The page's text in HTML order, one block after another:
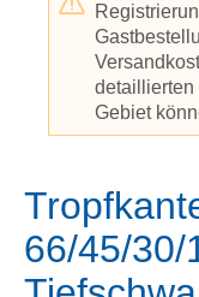
detaillierten
Gebiet
66/45/30/